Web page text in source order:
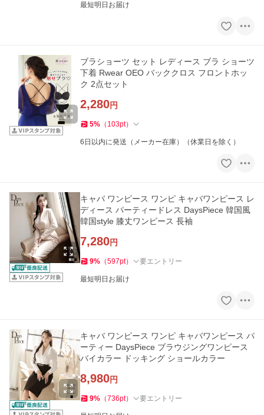
最短明日お届け
ブラショーツ セット レディース ブラ ショーツ
下着 Rwear OEO バッククロス フロントホッ
ク 2点セット
2,280円
5% （ 103pt）
6日以内に発送（メーカー在庫）（休業日を除く）
キャバ ワンピース ワンピ キャバワンピース レ
ディース パーティードレス DaysPiece 韓国風
韓国style 膝丈ワンピース 長袖
7,280円
9% （597pt） 要エントリー
最短明日お届け
キャバ ワンピース ワンピ キャバワンピース パ
ーティー DaysPiece ブラウジングワンピース
バイカラー ドッキング ショールカラー
8,980円
9% （736pt） 要エントリー